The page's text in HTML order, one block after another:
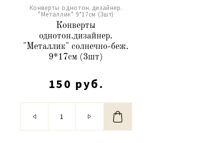
Конверты однотон.дизайнер.
"Металлик" 9*17см (3шт)
Конверты
однотон.дизайнер.
"Металлик" солнечно-беж.
9*17см (3шт)
150 руб.